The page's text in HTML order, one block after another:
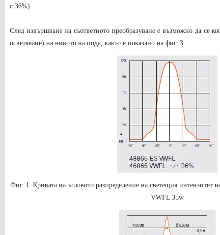
с 36%).
След извършване на съответното преобразуване е възможно да се
осветяване) на нивото на пода, както е показано на фиг. 3.
Фиг. 1. Кривата на ъгловото разпределение на светещия интензитет
VWFL 35w